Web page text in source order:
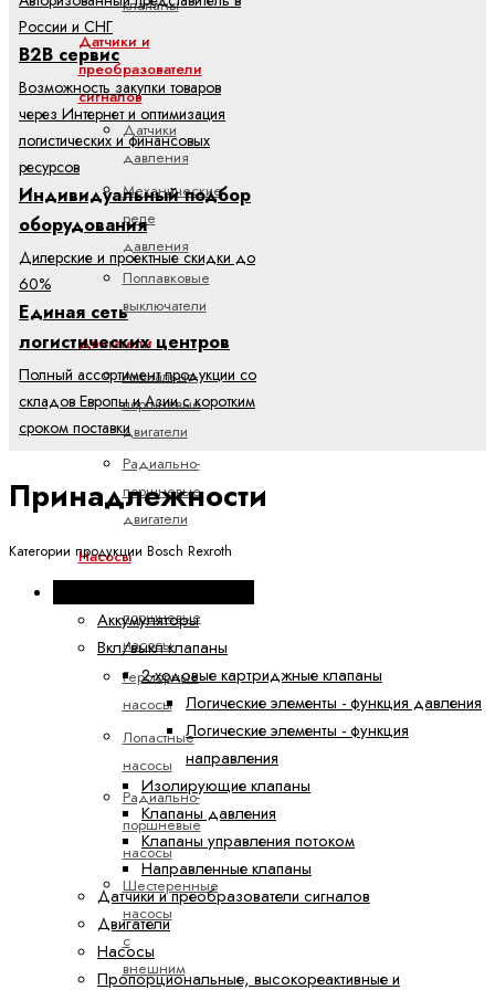
Датчики и
преобразователи
сигналов
Датчики
давления
Механические
реле
давления
Поплавковые
выключатели
Двигатели
Аксиально-
поршневые
двигатели
Радиально-
поршневые
двигатели
Насосы
поршневые
насосы
Героторные
насосы
Лопастные
насосы
Радиально-
поршневые
насосы
Шестеренные
насосы
с
внешним
России и СНГ
B2B сервис
Возможность закупки товаров
через Интернет и оптимизация
логистических и финансовых
ресурсов
Индивидуальный подбор
оборудования
Дилерские и проектные скидки до
60%
Единая сеть
логистических центров
Полный ассортимент продукции со
складов Европы и Азии с коротким
сроком поставки
Принадлежности
Категории продукции Bosch Rexroth
Аккумуляторы
Вкл/выкл клапаны
2-ходовые картриджные клапаны
Логические элементы - функция давления
Логические элементы - функция
направления
Изолирующие клапаны
Клапаны давления
Клапаны управления потоком
Направленные клапаны
Датчики и преобразователи сигналов
Двигатели
Насосы
Пропорциональные, высокореактивные и